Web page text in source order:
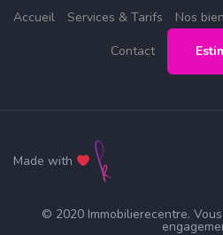
Accueil Services & Tarifs Nos
Contact
Made with
© 2020 Immobilierecentre.